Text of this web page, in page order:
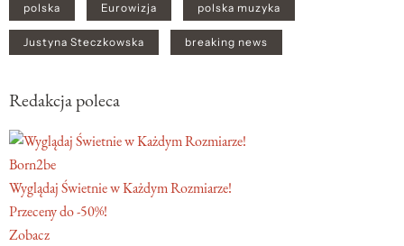
polska Eurowizja polska muzyka
Justyna Steczkowska breaking news
Redakcja poleca
Born2be
Wyglądaj Świetnie w Każdym Rozmiarze!
Przeceny do -50%!
Zobacz